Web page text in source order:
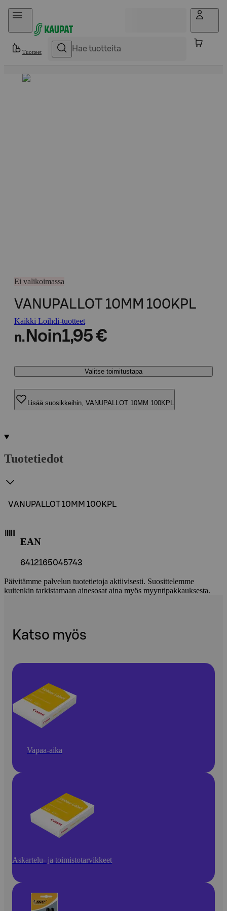
Hyppää sisältöön
Tuotteet
Ei valikoimassa
VANUPALLOT 10MM 100KPL
Kaikki Loihdi-tuotteet
n. Noin1,95 €
Valitse toimitustapa
Lisää suosikkeihin, VANUPALLOT 10MM 100KPL
Tuotetiedot
VANUPALLOT 10MM 100KPL
EAN
6412165045743
Päivitämme palvelun tuotetietoja aktiivisesti. Suosittelemme
kuitenkin tarkistamaan ainesosat aina myös myyntipakkauksesta.
Katso myös
Vapaa-aika
Askartelu- ja toimistotarvikkeet